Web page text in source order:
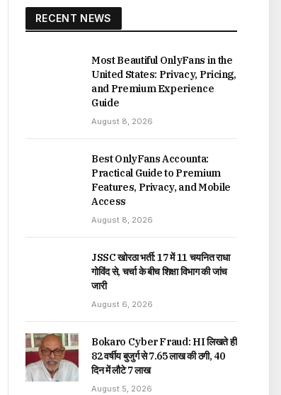
RECENT NEWS
Most Beautiful OnlyFans in the
United States: Privacy, Pricing,
and Premium Experience
Guide
August 8, 2026
Best OnlyFans Accounta:
Practical Guide to Premium
Features, Privacy, and Mobile
Access
August 8, 2026
JSSC खोरठा भर्ती: 17 में 11 चयनित राधा
गोविंद से, चर्चा के बीच शिक्षा विभाग की जांच
जारी
August 6, 2026
Bokaro Cyber Fraud: HI लिखते ही
82 वर्षीय बुजुर्ग से ₹7.65 लाख की ठगी, 40
दिन में लौटे ₹7 लाख
August 5, 2026